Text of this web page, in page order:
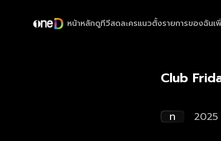
หน้าหลักดูทีวีสดละครแนวตั้งรายการของฉันเ
Club
ท 2025